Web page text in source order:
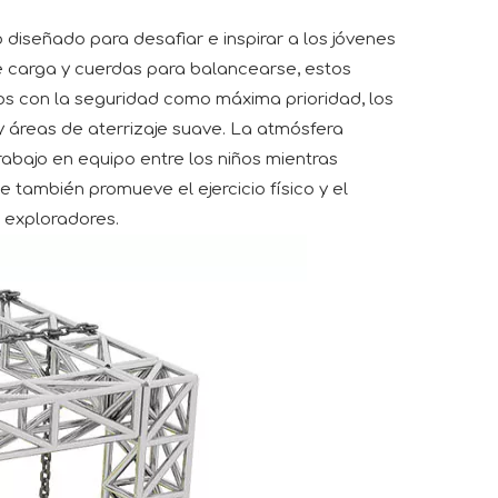
para desafiar e inspirar a los jóvenes
y cuerdas para balancearse, estos
con la seguridad como máxima prioridad, los
de aterrizaje suave. La atmósfera
en equipo entre los niños mientras
también promueve el ejercicio físico y el